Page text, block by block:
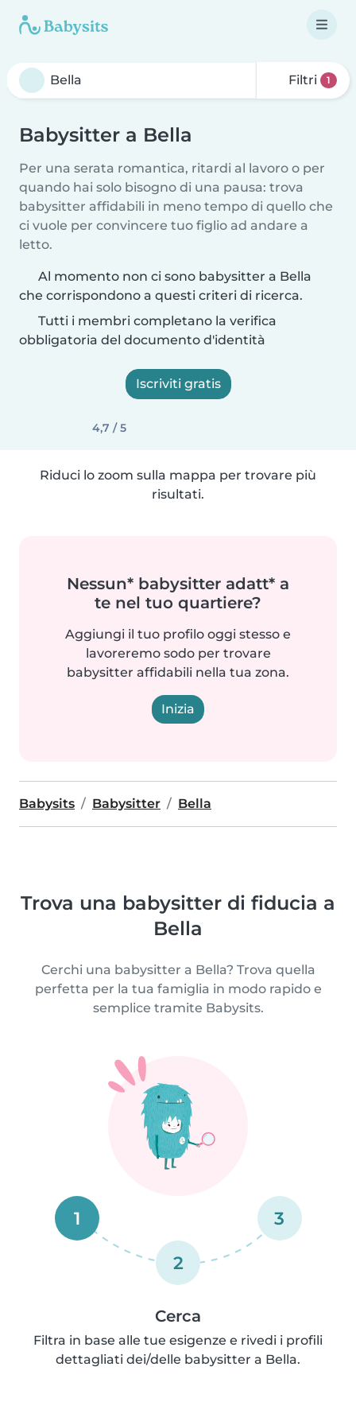
Filtri 1
Babysitter a Bella
Per una serata romantica, ritardi al lavoro o per
quando hai solo bisogno di una pausa: trova
babysitter affidabili in meno tempo di quello che
ci vuole per convincere tuo figlio ad andare a
letto.
Al momento non ci sono babysitter a Bella
che corrispondono a questi criteri di ricerca.
Tutti i membri completano la verifica
obbligatoria del documento d'identità
Iscriviti gratis
4,7 / 5
Riduci lo zoom sulla mappa per trovare più
risultati.
Nessun* babysitter adatt* a
te nel tuo quartiere?
Aggiungi il tuo profilo oggi stesso e
lavoreremo sodo per trovare
babysitter affidabili nella tua zona.
Inizia
Babysits Babysitter Bella
Trova una babysitter di fiducia a
Bella
Cerchi una babysitter a Bella? Trova quella
perfetta per la tua famiglia in modo rapido e
semplice tramite Babysits.
1
2
3
Cerca
Filtra in base alle tue esigenze e rivedi i profili
dettagliati dei/delle babysitter a Bella.